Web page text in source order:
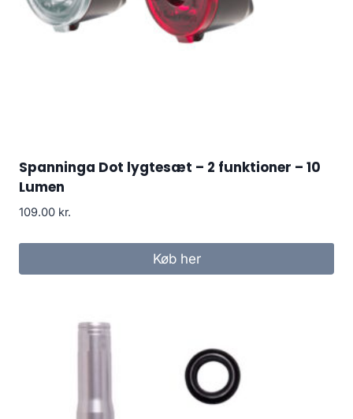
Spanninga Dot lygtesæt – 2 funktioner – 10
Lumen
109.00 kr.
Køb her